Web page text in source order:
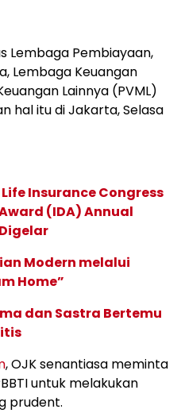
Lembaga Pembiayaan,
Lembaga Keuangan
Lainnya (PVML)
hal itu di Jakarta, Selasa
Insurance Congress
(IDA) Annual
Modern melalui
Home”
dan Sastra Bertemu
, OJK senantiasa meminta
untuk melakukan
prudent.